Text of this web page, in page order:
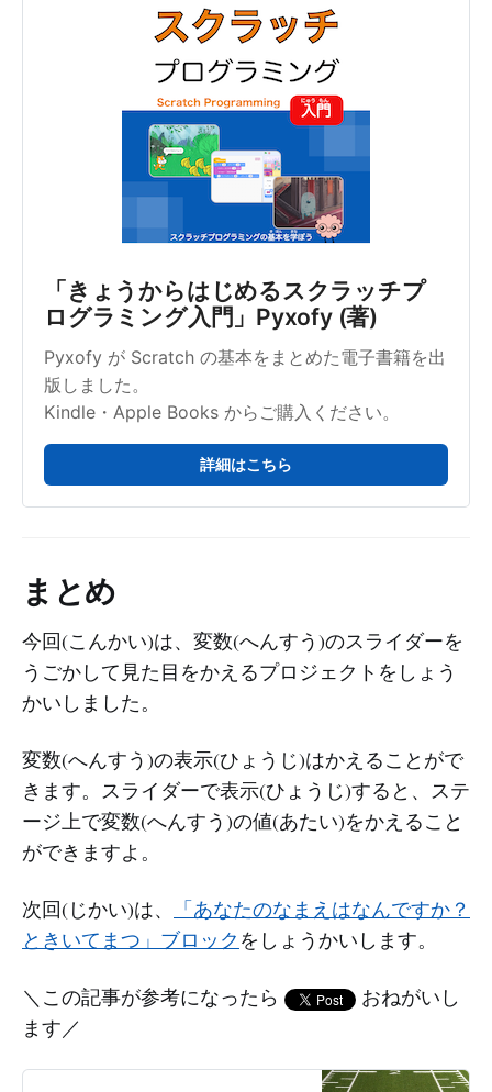
「きょうからはじめるスクラッチプ
ログラミング入門」Pyxofy (著)
Pyxofy が Scratch の基本をまとめた電子書籍を出
版しました。
Kindle・Apple Books からご購入ください。
詳細はこちら
まとめ
今回(こんかい)は、変数(へんすう)のスライダーを
うごかして見た目をかえるプロジェクトをしょう
かいしました。
変数(へんすう)の表示(ひょうじ)はかえることがで
きます。スライダーで表示(ひょうじ)すると、ステ
ージ上で変数(へんすう)の値(あたい)をかえること
ができますよ。
次回(じかい)は、
「あなたのなまえはなんですか？
ときいてまつ」ブロック をしょうかいします。
＼この記事が参考になったら
おねがいし
ます／